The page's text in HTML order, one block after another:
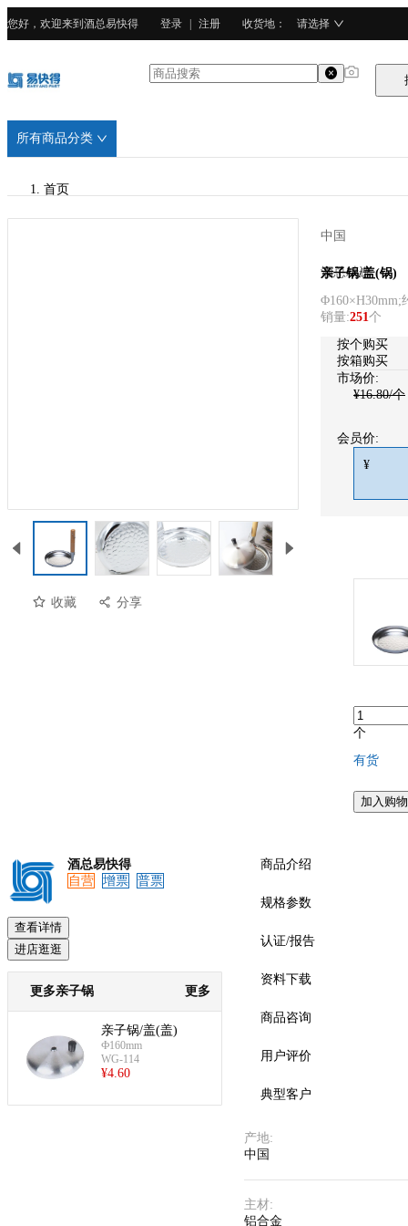
您好，欢迎来到酒总易快得 登录 注册 收货地 ： 请选择
所有商品分类
首页
收藏 分享
中国
酒总精选
亲子锅/盖(锅)
Φ160×H30mm;
销量:251个
按个购买
按箱购买
市场价:
¥16.80/个
会员价:
¥
个
有货
加入购
酒总易快得
自营
增票 普票
查看详情
进店逛逛
更多亲子锅 更多
亲子锅/盖(盖)
Ф160mm
WG-114
¥4.60
商品介绍
规格参数
认证/报告
资料下载
商品咨询
用户评价
典型客户
产地:
中国
主材:
铝合金